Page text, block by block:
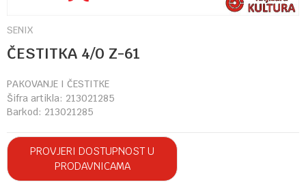
SENIX
ČESTITKA 4/0 Z-61
PAKOVANJE I ČESTITKE
Šifra artikla: 213021285
Barkod: 213021285
PROVJERI DOSTUPNOST U
PRODAVNICAMA